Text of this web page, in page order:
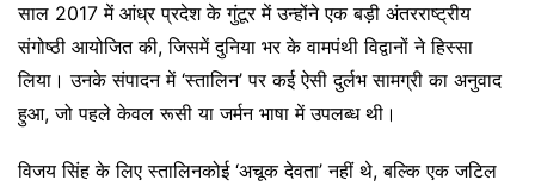
साल 2017 में आंध्र प्रदेश के गुंटूर में उन्होंने एक बड़ी अंतरराष्ट्रीय
संगोष्ठी आयोजित की, जिसमें दुनिया भर के वामपंथी विद्वानों ने हिस्सा
लिया। उनके संपादन में ‘स्तालिन’ पर कई ऐसी दुर्लभ सामग्री का अनुवाद
हुआ, जो पहले केवल रूसी या जर्मन भाषा में उपलब्ध थी।
विजय सिंह के लिए स्तालिनकोई ‘अचूक देवता’ नहीं थे, बल्कि एक जटिल